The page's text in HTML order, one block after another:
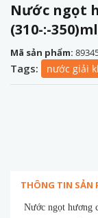
Nước ngọt
(310-:-350)ml
Mã sản phẩm:
Tags: nước giải
THÔNG TIN SẢN
Nước ngọt hương